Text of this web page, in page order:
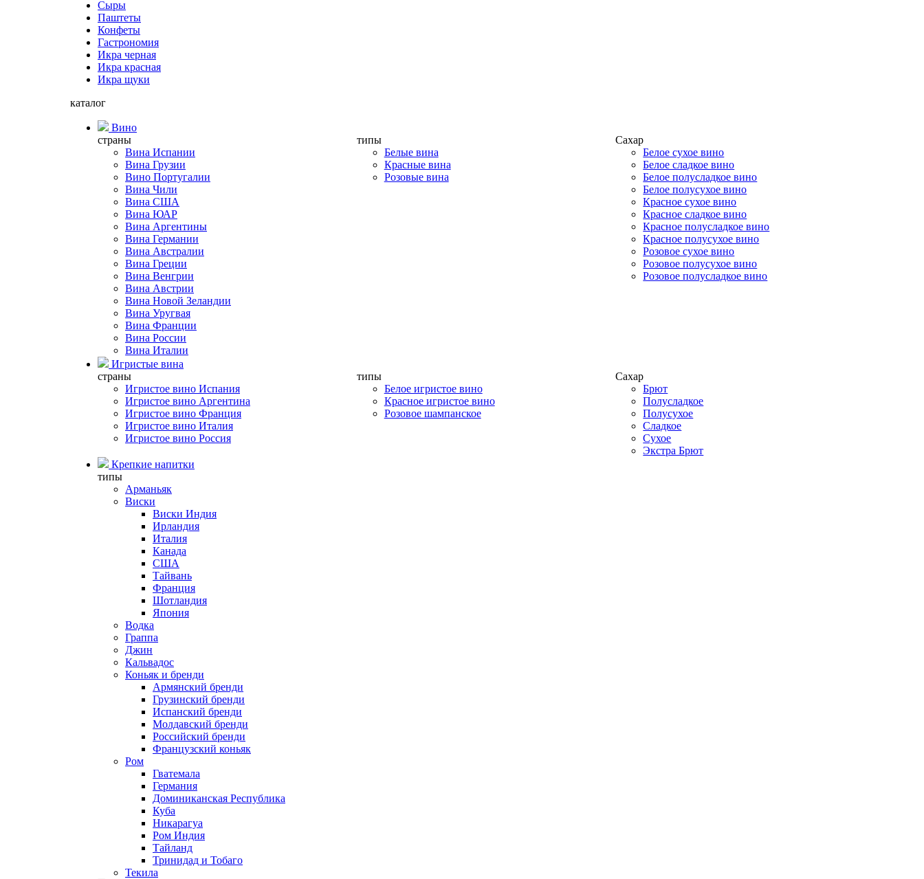
Сыры
Паштеты
Конфеты
Гастрономия
Икра черная
Икра красная
Икра щуки
каталог
Вино
страны
Вина Испании
Вина Грузии
Вино Португалии
Вина Чили
Вина США
Вина ЮАР
Вина Аргентины
Вина Германии
Вина Австралии
Вина Греции
Вина Венгрии
Вина Австрии
Вина Новой Зеландии
Вина Уругвая
Вина Франции
Вина России
Вина Италии
типы
Белые вина
Красные вина
Розовые вина
Сахар
Белое сухое вино
Белое сладкое вино
Белое полусладкое вино
Белое полусухое вино
Красное сухое вино
Красное сладкое вино
Красное полусладкое вино
Красное полусухое вино
Розовое сухое вино
Розовое полусухое вино
Розовое полусладкое вино
Игристые вина
страны
Игристое вино Испания
Игристое вино Аргентина
Игристое вино Франция
Игристое вино Италия
Игристое вино Россия
типы
Белое игристое вино
Красное игристое вино
Розовое шампанское
Сахар
Брют
Полусладкое
Полусухое
Сладкое
Сухое
Экстра Брют
Крепкие напитки
типы
Арманьяк
Виски
Виски Индия
Ирландия
Италия
Канада
США
Тайвань
Франция
Шотландия
Япония
Водка
Граппа
Джин
Кальвадос
Коньяк и бренди
Армянский бренди
Грузинский бренди
Испанский бренди
Молдавский бренди
Российский бренди
Французский коньяк
Ром
Гватемала
Германия
Доминиканская Республика
Куба
Никарагуа
Ром Индия
Тайланд
Тринидад и Тобаго
Текила